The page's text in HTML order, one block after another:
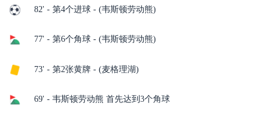
82' - 第4个进球 - (韦斯顿劳动熊)
77' - 第6个角球 - (韦斯顿劳动熊)
73' - 第2张黄牌 - (麦格理湖)
69' - 韦斯顿劳动熊 首先达到3个角球